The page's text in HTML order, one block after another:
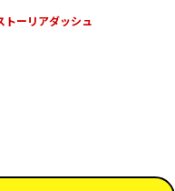
トーリアダッシュ